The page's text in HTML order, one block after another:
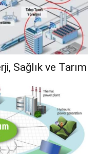
Sağlık ve Tarım